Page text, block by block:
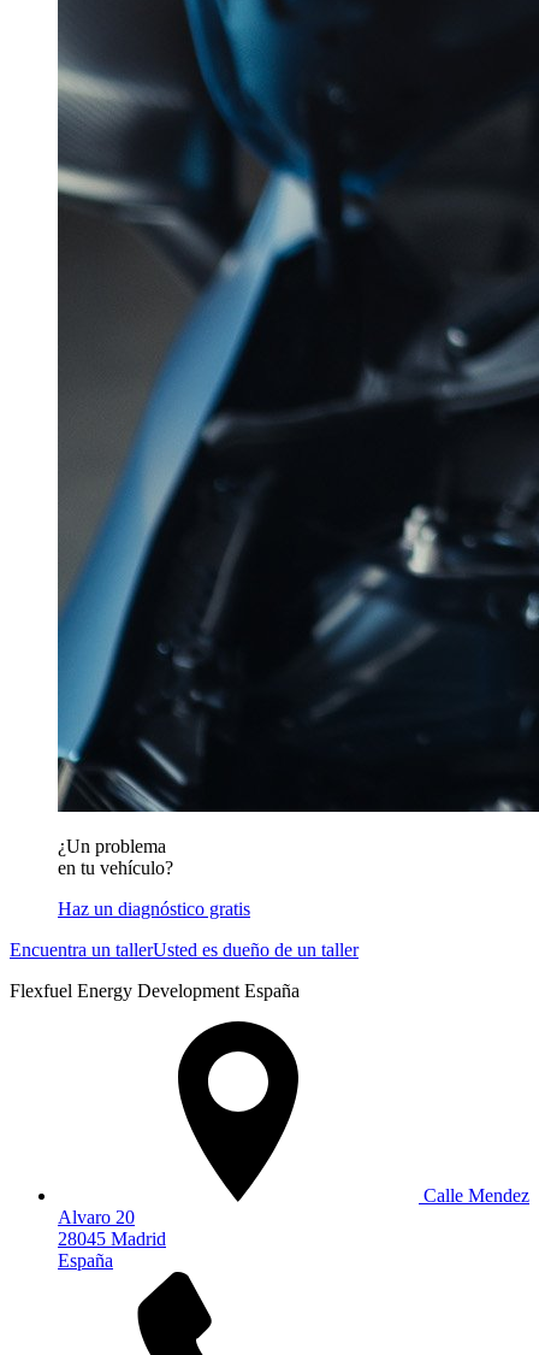
¿Un problema
en tu vehículo?
Haz un diagnóstico gratis
Encuentra un tallerUsted es dueño de un taller
Flexfuel Energy Development España
Calle Mendez
Alvaro 20
28045 Madrid
España